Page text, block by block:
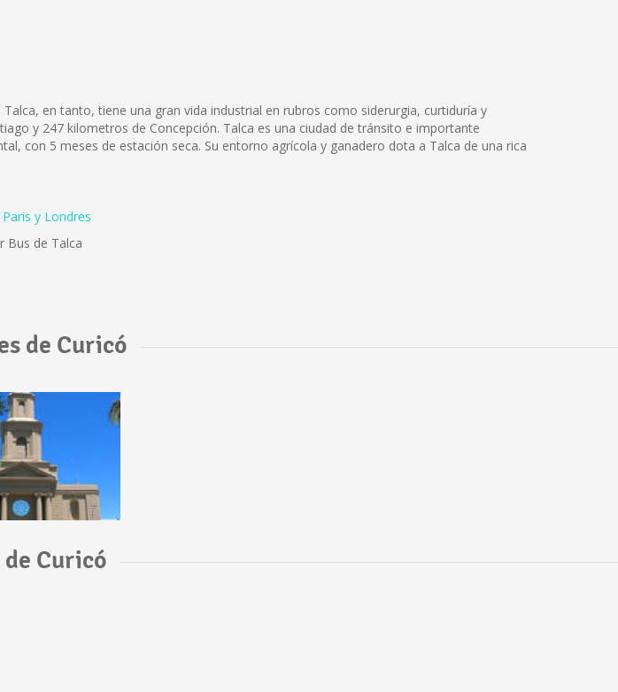
en tanto, tiene una gran vida industrial en rubros como siderurgia, curtiduría y
y 247 kilometros de Concepción. Talca es una ciudad de tránsito e importante
con 5 meses de estación seca. Su entorno agrícola y ganadero dota a Talca de una rica
y Londres
Bus de Talca
de Curicó
Curicó